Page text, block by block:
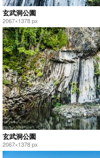
玄武洞公園
2067×1378 px
玄武洞公園
2067×1378 px